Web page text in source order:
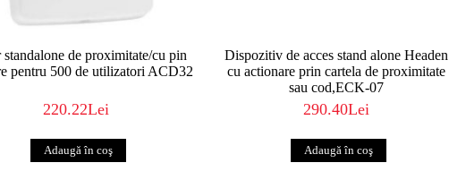
de proximitate/cu pin
pentru 500 de utilizatori ACD32
220.22Lei
Dispozitiv de acces stand alone Headen
cu actionare prin cartela de proximitate
sau cod,ECK-07
290.40Lei